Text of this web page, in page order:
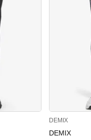
DEMIX
DEMIX